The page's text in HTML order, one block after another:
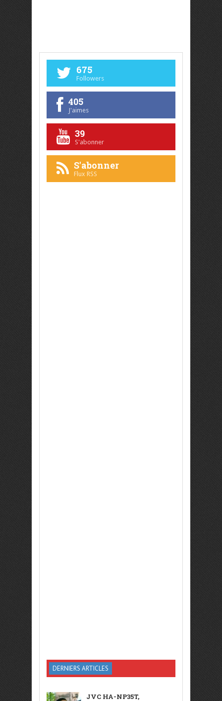
675
Followers
405
J'aimes
39
S'abonner
S'abonner
Flux RSS
DERNIERS ARTICLES
JVC HA-NP35T,